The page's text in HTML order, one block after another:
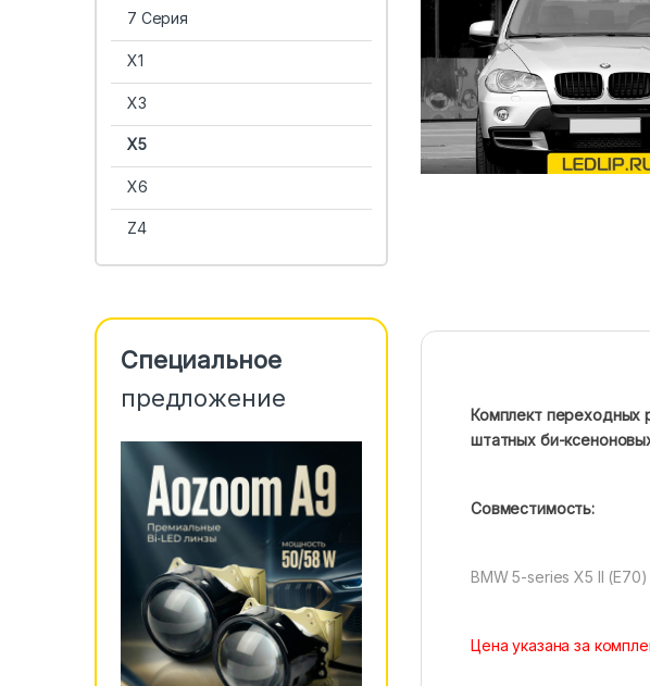
Комплект переходных
штатных би-
Совместимость:
BMW 5-series Х5 II
Цена указана за
7 Серия
X1
X3
X5
X6
Z4
Специальное
предложение